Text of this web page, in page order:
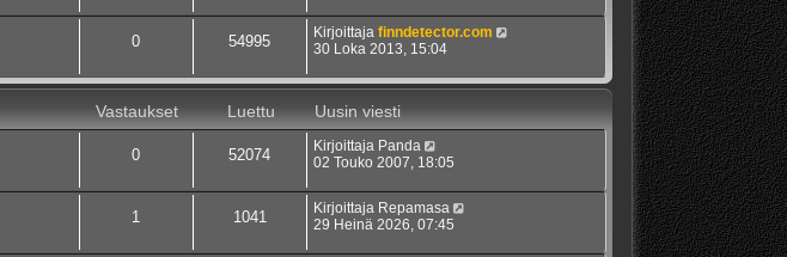
0 54995 Kirjoittaja finndetector.com
30 Loka 2013, 15:04
Vastaukset Luettu
Uusin viesti
0 52074 Kirjoittaja Panda
02 Touko 2007, 18:05
1 1041 Kirjoittaja Repamasa
29 Heinä 2026, 07:45